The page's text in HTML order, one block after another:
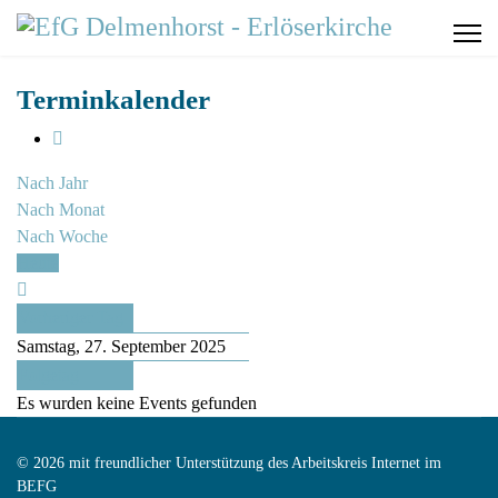
Terminkalender
Nach Jahr
Nach Monat
Nach Woche
Samstag, 27. September 2025
Es wurden keine Events gefunden
© 2026 mit freundlicher Unterstützung des Arbeitskreis Internet im
BEFG